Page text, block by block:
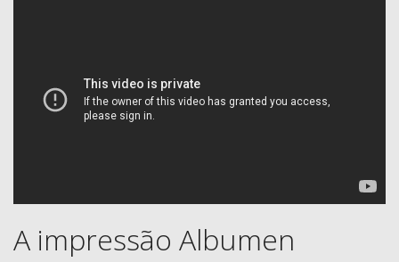
A impressão Albumen